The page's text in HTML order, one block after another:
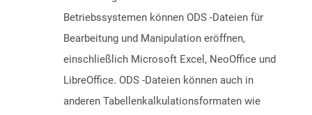
Betriebssystemen können ODS -Dateien für
Bearbeitung und Manipulation eröffnen,
einschließlich Microsoft Excel, NeoOffice und
LibreOffice. ODS -Dateien können auch in
anderen Tabellenkalkulationsformaten wie